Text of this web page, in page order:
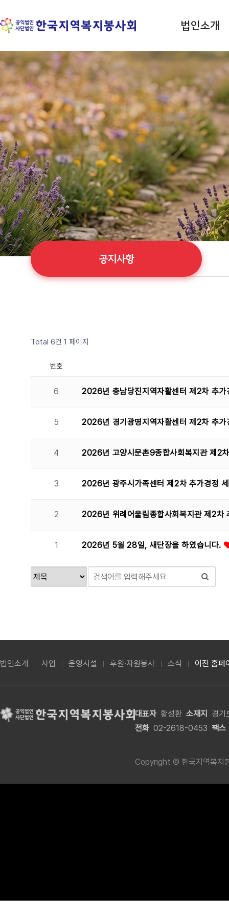
법인소개
평등 · 사랑 · 나눔 실천
한국지역복지봉사회
공지사항
Total 6건 1 페이지
번호
6 2026년 충남당진지역자활센터 제2차 추가
5 2026년 경기광명지역자활센터 제2차 추
4 2026년 고양시문촌9종합사회복지관 제2
3 2026년 광주시가족센터 제2차 추가경정
2 2026년 위례어울림종합사회복지관 제2차
1 2026년 5월 28일, 새단장을 하였습니다.
법인소개 사업 운영시설 후원·자원봉사 소식 이전 홈페
대표자 황성환 소재지
경
전화 02-2618-0453 팩스
Copyright © 한국지역복지